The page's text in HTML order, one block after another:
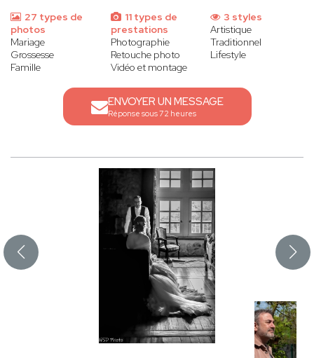
27 types de
photos
Mariage
Grossesse
Famille
11 types de
prestations
Photographie
Retouche photo
Vidéo et montage
3 styles
Artistique
Traditionnel
Lifestyle
ENVOYER UN MESSAGE
Réponse sous 72 heures